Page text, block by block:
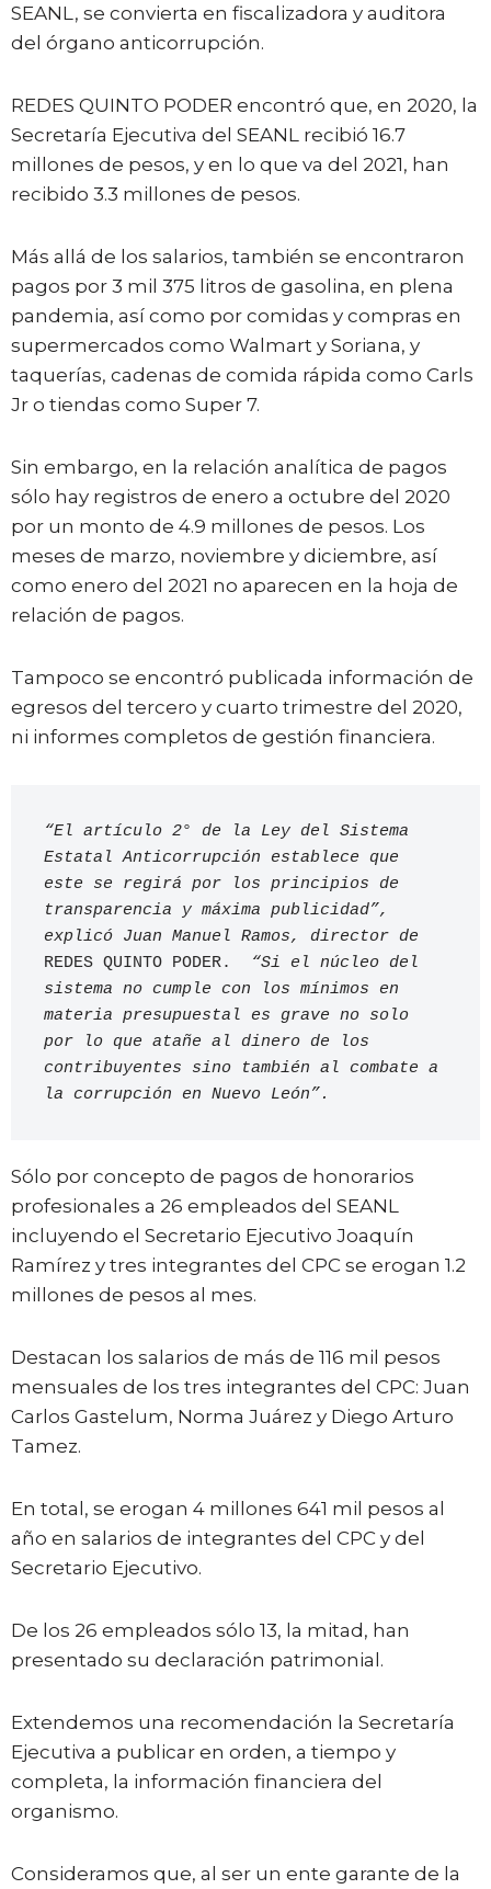
SEANL, se convierta en fiscalizadora y auditora
del órgano anticorrupción.
REDES QUINTO PODER encontró que, en 2020, la
Secretaría Ejecutiva del SEANL recibió 16.7
millones de pesos, y en lo que va del 2021, han
recibido 3.3 millones de pesos.
Más allá de los salarios, también se encontraron
pagos por 3 mil 375 litros de gasolina, en plena
pandemia, así como por comidas y compras en
supermercados como Walmart y Soriana, y
taquerías, cadenas de comida rápida como Carls
Jr o tiendas como Super 7.
Sin embargo, en la relación analítica de pagos
sólo hay registros de enero a octubre del 2020
por un monto de 4.9 millones de pesos. Los
meses de marzo, noviembre y diciembre, así
como enero del 2021 no aparecen en la hoja de
relación de pagos.
Tampoco se encontró publicada información de
egresos del tercero y cuarto trimestre del 2020,
ni informes completos de gestión financiera.
“El artículo 2° de la Ley del Sistema
Estatal Anticorrupción establece que
este se regirá por los principios de
transparencia y máxima publicidad”,
REDES QUINTO PODER.
“Si el núcleo del
sistema no cumple con los mínimos en
materia presupuestal es grave no solo
por lo que atañe al dinero de los
contribuyentes sino también al combate a
la corrupción en Nuevo León”.
Sólo por concepto de pagos de honorarios
profesionales a 26 empleados del SEANL
incluyendo el Secretario Ejecutivo Joaquín
Ramírez y tres integrantes del CPC se erogan 1.2
millones de pesos al mes.
Destacan los salarios de más de 116 mil pesos
mensuales de los tres integrantes del CPC: Juan
Carlos Gastelum, Norma Juárez y Diego Arturo
Tamez.
En total, se erogan 4 millones 641 mil pesos al
año en salarios de integrantes del CPC y del
Secretario Ejecutivo.
De los 26 empleados sólo 13, la mitad, han
presentado su declaración patrimonial.
Extendemos una recomendación la Secretaría
Ejecutiva a publicar en orden, a tiempo y
completa, la información financiera del
organismo.
Consideramos que, al ser un ente garante de la